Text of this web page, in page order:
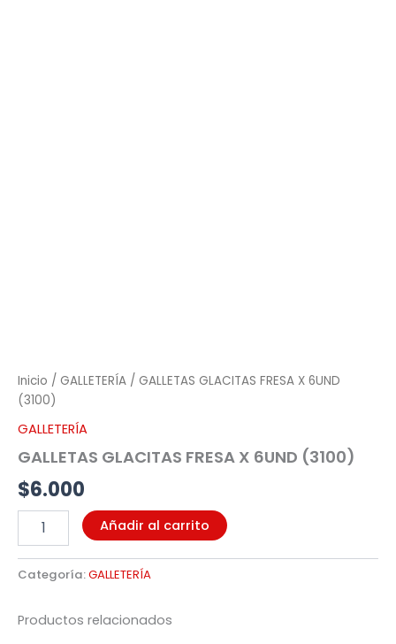
Inicio / GALLETERÍA / GALLETAS GLACITAS FRESA X 6UND
(3100)
GALLETERÍA
GALLETAS GLACITAS FRESA X 6UND (3100)
$6.000
Añadir al carrito
Categoría:GALLETERÍA
Productos relacionados